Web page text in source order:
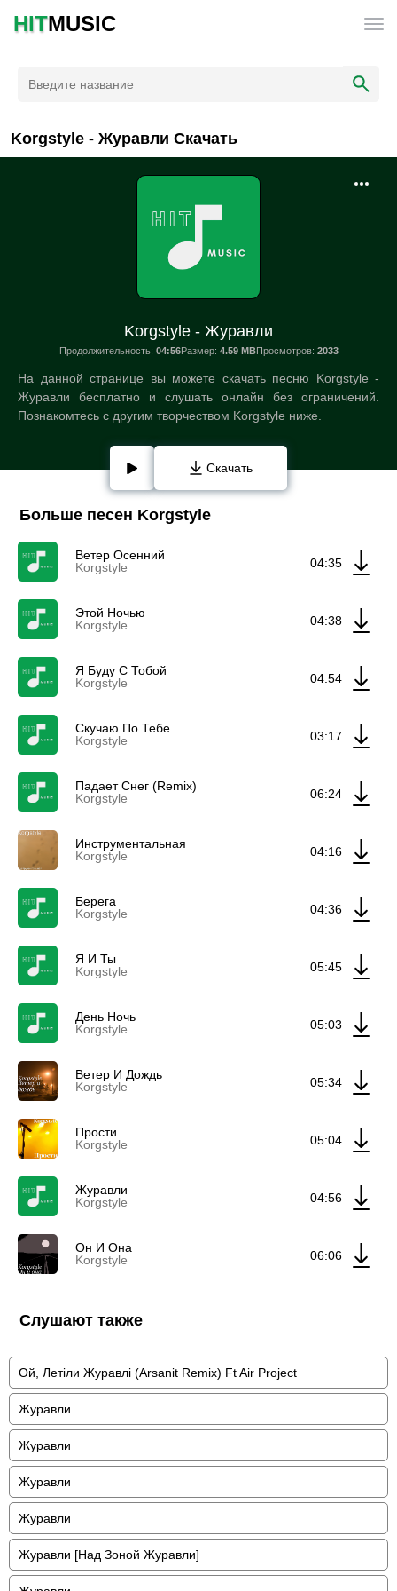
HITMUSIC
Korgstyle - Журавли Скачать
Korgstyle - Журавли
Продолжительность: 04:56Размер: 4.59 MBПросмотров: 2033
На данной странице вы можете скачать песню Korgstyle -
Журавли бесплатно и слушать онлайн без ограничений.
Познакомтесь с другим творчеством Korgstyle ниже.
Скачать
Больше песен Korgstyle
Ветер Осенний
Korgstyle
04:35
Этой Ночью
Korgstyle
04:38
Я Буду С Тобой
Korgstyle
04:54
Скучаю По Тебе
Korgstyle
03:17
Падает Снег (Remix)
Korgstyle
06:24
Инструментальная
Korgstyle
04:16
Берега
Korgstyle
04:36
Я И Ты
Korgstyle
05:45
День Ночь
Korgstyle
05:03
Ветер И Дождь
Korgstyle
05:34
Прости
Korgstyle
05:04
Журавли
Korgstyle
04:56
Он И Она
Korgstyle
06:06
Слушают также
Ой, Летіли Журавлі (Arsanit Remix) Ft Air Project
Журавли
Журавли
Журавли
Журавли
Журавли [Над Зоной Журавли]